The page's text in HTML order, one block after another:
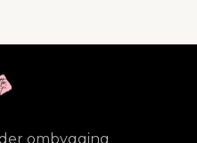
ombygging